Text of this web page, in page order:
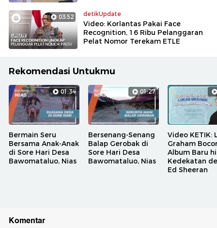
03:52 detikUpdate
Video: Korlantas Pakai Face
Recognition, 16 Ribu Pelanggaran
Pelat Nomor Terekam ETLE
Rekomendasi Untukmu
01:34
Bermain Seru
Bersama Anak-Anak
di Sore Hari Desa
Bawomataluo, Nias
01:27
Bersenang-Senang
Balap Gerobak di
Sore Hari Desa
Bawomataluo, Nias
Video KETIK:
Graham
Album Baru
Kedekatan
Ed Sheeran